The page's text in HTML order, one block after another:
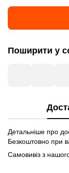
Поширити у
Детальніше про
Безкоштовно при
Самовивіз з